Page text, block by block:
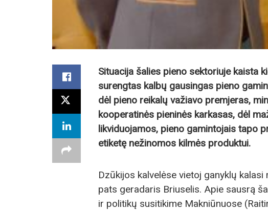
Situacija šalies pieno sek­toriuje kaista
surengtas kalbų gausingas pieno
dėl pieno reikalų važiavo premjeras,
kooperatinės pieninės karkasas, dėl
likviduojamos, pieno gamintojais tapo
etiketę nežinomos kilmės produktui.
Dzūkijos kalvelėse vietoj ganyklų
pats geradaris Briuselis. Apie sausrą
ir politikų susitikime Makniūnuose